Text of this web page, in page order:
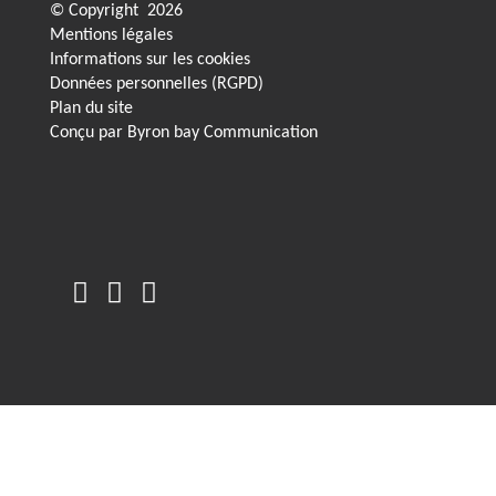
© Copyright 2026
Mentions légales
Informations sur les cookies
Données personnelles (RGPD)
Plan du site
Conçu par Byron bay Communication